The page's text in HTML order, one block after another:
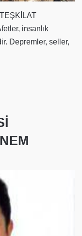
insanlık
Depremler, seller,